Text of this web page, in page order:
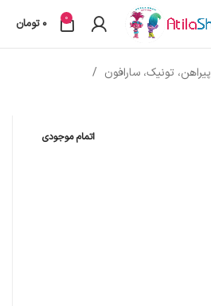
0
0 تومان
پیراهن، تونیک، سارافون
اتمام موجودی